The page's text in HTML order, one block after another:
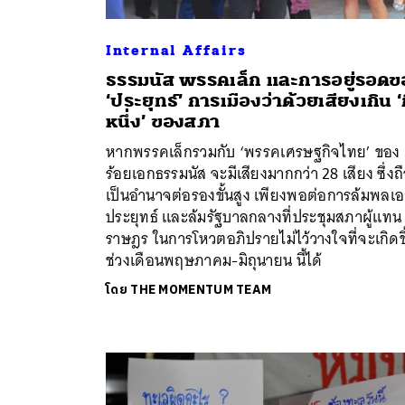
Internal Affairs
ธรรมนัส พรรคเล็ก และการอยู่รอดข
‘ประยุทธ์’ การเมืองว่าด้วยเสียงเกิน
หนึ่ง’ ของสภา
หากพรรคเล็กรวมกับ ‘พรรคเศรษฐกิจไทย’ ของ
ร้อยเอกธรรมนัส จะมีเสียงมากกว่า 28 เสียง ซึ่ง
เป็นอำนาจต่อรองขั้นสูง เพียงพอต่อการล้มพลเ
ประยุทธ์ และล้มรัฐบาลกลางที่ประชุมสภาผู้แทน
ราษฎร ในการโหวตอภิปรายไม่ไว้วางใจที่จะเกิ
ช่วงเดือนพฤษภาคม-มิถุนายน นี้ได้
โดย THE MOMENTUM TEAM
ค้น